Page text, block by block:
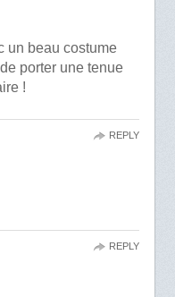
un beau costume
porter une tenue
!
REPLY
REPLY